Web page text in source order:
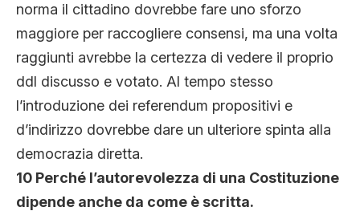
norma il cittadino dovrebbe fare uno sforzo
maggiore per raccogliere consensi, ma una volta
raggiunti avrebbe la certezza di vedere il proprio
ddl discusso e votato. Al tempo stesso
l’introduzione dei referendum propositivi e
d’indirizzo dovrebbe dare un ulteriore spinta alla
democrazia diretta.
10 Perché l’autorevolezza di una Costituzione
dipende anche da come è scritta.